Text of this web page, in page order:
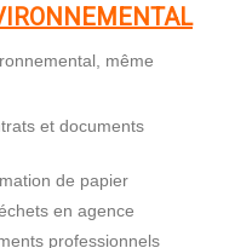
même
et documents
de papier
en agence
professionnels